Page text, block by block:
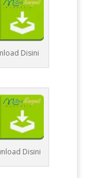
Disini
Disini